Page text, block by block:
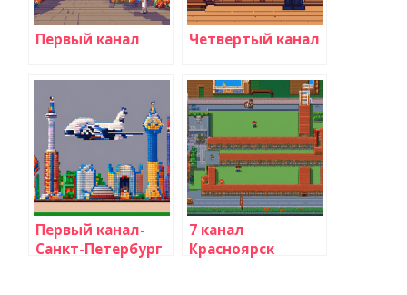
Первый канал Четвертый канал
Первый канал-
Санкт-Петербург
7 канал
Красноярск